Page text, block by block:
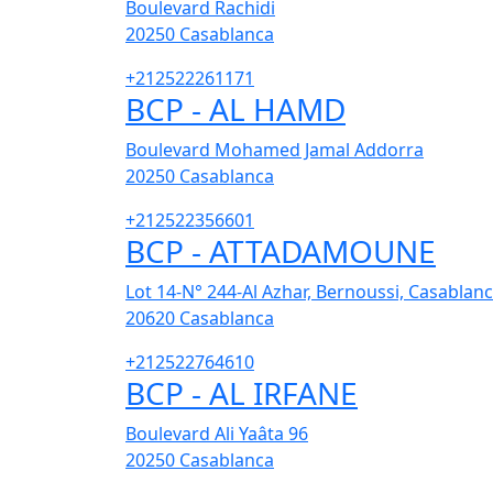
Boulevard Rachidi
20250 Casablanca
+212522261171
BCP - AL HAMD
Boulevard Mohamed Jamal Addorra
20250 Casablanca
+212522356601
BCP - ATTADAMOUNE
Lot 14-N° 244-Al Azhar, Bernoussi,
20620 Casablanca
+212522764610
BCP - AL IRFANE
Boulevard Ali Yaâta 96
20250 Casablanca